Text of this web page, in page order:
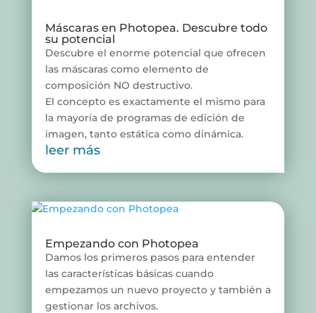
Máscaras en Photopea. Descubre todo
su potencial
Descubre el enorme potencial que ofrecen
las máscaras como elemento de
composición NO destructivo.
El concepto es exactamente el mismo para
la mayoría de programas de edición de
imagen, tanto estática como dinámica.
leer más
Empezando con Photopea
Damos los primeros pasos para entender
las características básicas cuando
empezamos un nuevo proyecto y también a
gestionar los archivos.